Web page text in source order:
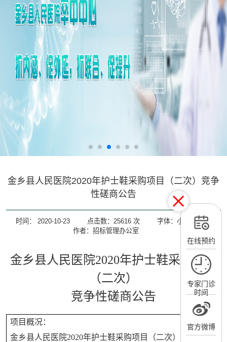
在线预约
专家门诊
时间
官方微博
金乡县人民医院2020年护士鞋采购项目（二次）竞争
性磋商公告
时间： 2020-10-23 点击数： 25616 次 字体： 小
大
作者：招标管理办公室
金乡县人民医院2020年护士鞋采购项目
（二次）
竞争性磋商公告
项目概况：
金乡县人民医院2020年护士鞋采购项目（二次）的潜在供